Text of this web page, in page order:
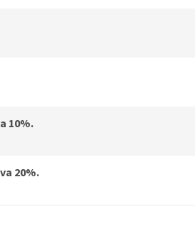
10%.
20%.